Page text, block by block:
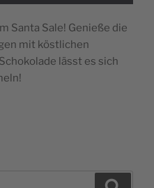
Santa Sale! Genieße die
mit köstlichen
lässt es sich